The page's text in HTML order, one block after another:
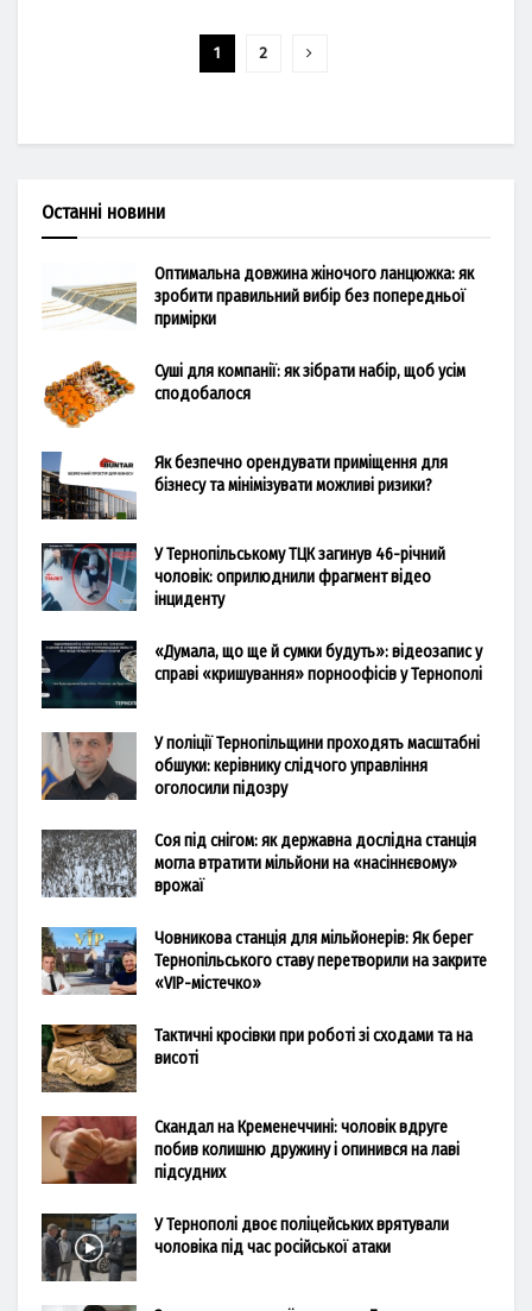
1 2
Останні новини
Оптимальна довжина жіночого ланцюжка: як
зробити правильний вибір без попередньої
примірки
Суші для компанії: як зібрати набір, щоб усім
сподобалося
Як безпечно орендувати приміщення для
бізнесу та мінімізувати можливі ризики?
У Тернопільському ТЦК загинув 46-річний
чоловік: оприлюднили фрагмент відео
інциденту
«Думала, що ще й сумки будуть»: відеозапис у
справі «кришування» порноофісів у Тернополі
У поліції Тернопільщини проходять масштабні
обшуки: керівнику слідчого управління
оголосили підозру
Соя під снігом: як державна дослідна станція
могла втратити мільйони на «насіннєвому»
врожаї
Човникова станція для мільйонерів: Як берег
Тернопільського ставу перетворили на закрите
«VIP-містечко»
Тактичні кросівки при роботі зі сходами та на
висоті
Скандал на Кременеччині: чоловік вдруге
побив колишню дружину і опинився на лаві
підсудних
У Тернополі двоє поліцейських врятували
чоловіка під час російської атаки